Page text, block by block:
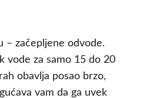
– začepljene odvode.
vode za samo 15 do 20
obavlja posao brzo,
vam da ga uvek